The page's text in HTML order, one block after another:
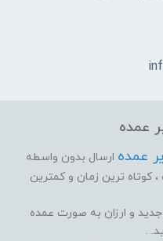
عمده
عمده ارسال بدون واسطه
، کوتاه ترین زمان و کمترین
و ارزان به صورت عمده
.